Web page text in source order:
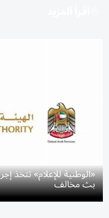
«الوطنية للإعلام»
بث مخالف